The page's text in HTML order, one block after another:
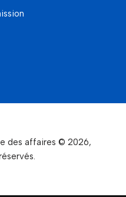
des affaires © 2026,